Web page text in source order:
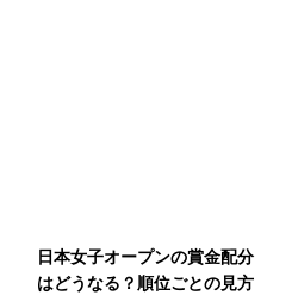
日本女子オープンの賞金配分
はどうなる？順位ごとの見方